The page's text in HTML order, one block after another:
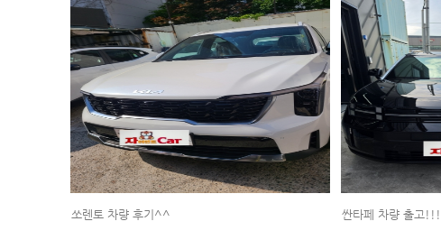
쏘렌토 차량 후기^^ 싼타페 차량 출고!!!